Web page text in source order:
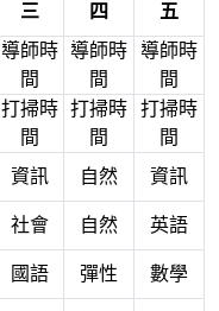
三 四 五
導師時
間
導師時
間
導師時
間
打掃時
間
打掃時
間
打掃時
間
資訊 自然 資訊
社會 自然 英語
國語 彈性 數學